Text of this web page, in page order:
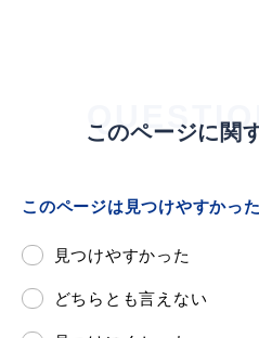
このページに関
このページは見つけやすかっ
見つけやすかった
どちらとも言えない